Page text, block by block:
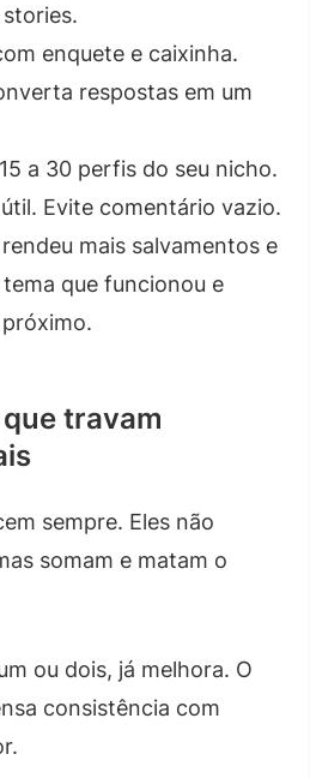
enquete e caixinha.
respostas em um
a 30 perfis do seu nicho.
Evite comentário vazio.
mais salvamentos e
que funcionou e
travam
sempre. Eles não
somam e matam o
ou dois, já melhora. O
consistência com